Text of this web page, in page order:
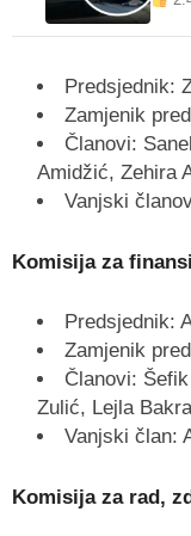
Predsjednik:
Zamjenik
Članovi:
Amidžić, Zehira
Vanjski
Komisija za
Predsjednik:
Zamjenik
Članovi:
Zulić, Lejla
Vanjski član:
Komisija za rad,